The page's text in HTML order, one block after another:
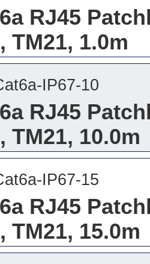
RJ45
TM21, 1.0m
IP67-10
RJ45
TM21, 10.0m
IP67-15
RJ45
TM21, 15.0m